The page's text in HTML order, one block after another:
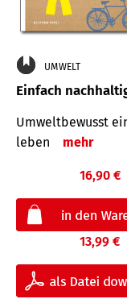
UMWELT
Einfach
Umweltbewusst
leben
mehr
16,90 €
13,99 €